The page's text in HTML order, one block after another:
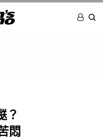
？
悶